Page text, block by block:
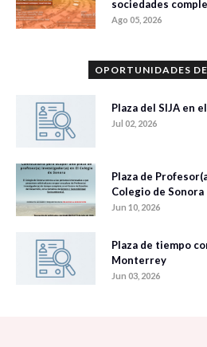
sociedades
Ago 05, 2026
OPORTUNIDADES
Plaza del SIJA en
Jul 02, 2026
Plaza de
Colegio de Sonora
Jun 10, 2026
Plaza de tiempo
Monterrey
Jun 03, 2026